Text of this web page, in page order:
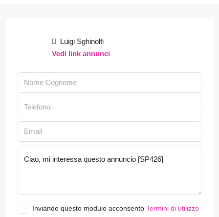
Luigi Sghinolfi
Vedi link annunci
Inviando questo modulo acconsento Termini di utilizzo